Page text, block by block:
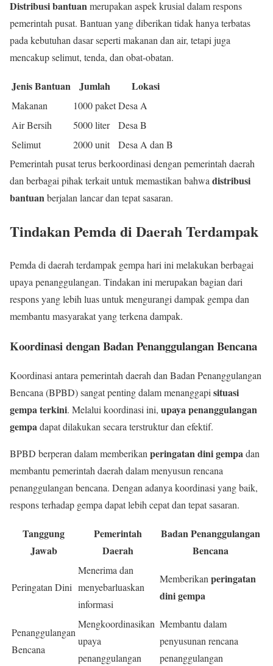
Distribusi bantuanmerupakan aspek krusial dalam respons
pemerintah pusat. Bantuan yang diberikan tidak hanya terbatas
pada kebutuhan dasar seperti makanan dan air, tetapi juga
mencakup selimut, tenda, dan obat-obatan.
Jenis Bantuan Jumlah Lokasi
Makanan 1000 paketDesa A
Air Bersih
5000 liter
Desa B
Selimut
2000 unit
Desa A dan B
Pemerintah pusat terus berkoordinasi dengan pemerintah daerah
dan berbagai pihak terkait untuk memastikan bahwa distribusi
bantuanberjalan lancar dan tepat sasaran.
Tindakan Pemda di Daerah Terdampak
Pemda di daerah terdampak gempa hari ini melakukan berbagai
upaya penanggulangan. Tindakan ini merupakan bagian dari
respons yang lebih luas untuk mengurangi dampak gempa dan
membantu masyarakat yang terkena dampak.
Koordinasi dengan Badan Penanggulangan Bencana
Koordinasi antara pemerintah daerah dan Badan Penanggulangan
Bencana (BPBD) sangat penting dalam menanggapisituasi
gempa terkini. Melalui koordinasi ini, upaya penanggulangan
gempadapat dilakukan secara terstruktur dan efektif.
BPBD berperan dalam memberikanperingatan dini gempadan
membantu pemerintah daerah dalam menyusun rencana
penanggulangan bencana. Dengan adanya koordinasi yang baik,
respons terhadap gempa dapat lebih cepat dan tepat sasaran.
Tanggung
Jawab
Pemerintah
Daerah
Badan Penanggulangan
Bencana
Peringatan Dini
Menerima dan
menyebarluaskan
informasi
Memberikanperingatan
dini gempa
Penanggulangan
Bencana
Mengkoordinasikan
upaya
penanggulangan
Membantu dalam
penyusunan rencana
penanggulangan